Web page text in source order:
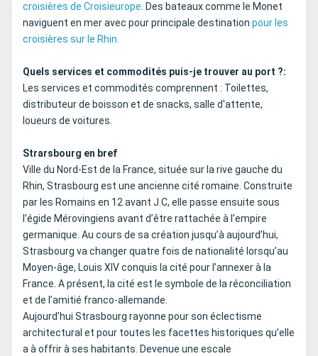
croisières de Croisieurope. Des bateaux comme le Monet
naviguent en mer avec pour principale destination pour les
croisières sur le Rhin.
Quels services et commodités puis-je trouver au port ?:
Les services et commodités comprennent : Toilettes,
distributeur de boisson et de snacks, salle d'attente,
loueurs de voitures.
Strarsbourg en bref
Ville du Nord-Est de la France, située sur la rive gauche du
Rhin, Strasbourg est une ancienne cité romaine. Construite
par les Romains en 12 avant J.C, elle passe ensuite sous
l’égide Mérovingiens avant d’être rattachée à l’empire
germanique. Au cours de sa création jusqu’à aujourd’hui,
Strasbourg va changer quatre fois de nationalité lorsqu’au
Moyen-âge, Louis XIV conquis la cité pour l’annexer à la
France. A présent, la cité est le symbole de la réconciliation
et de l’amitié franco-allemande.
Aujourd’hui Strasbourg rayonne pour son éclectisme
architectural et pour toutes les facettes historiques qu’elle
a à offrir à ses habitants. Devenue une escale